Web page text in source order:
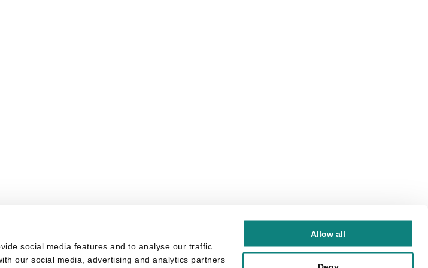
social media features and to analyse our traffic.
our social media, advertising and analytics partners
Allow all